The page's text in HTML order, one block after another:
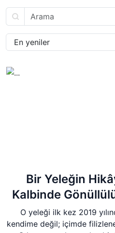
Bir Yeleğin
Kalbinde
O yeleği ilk kez 2019
kendime değil; içimde